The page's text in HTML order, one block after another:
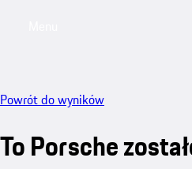
Powrót do wyników
To Porsche